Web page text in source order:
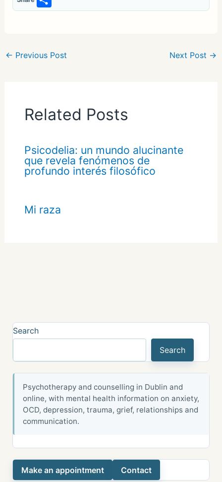
h
e
← Previous Post Next Post →
Related Posts
Psicodelia: un mundo alucinante
que revela fenómenos de
profundo interés filosófico
Mi raza
Search
Search
Psychotherapy and counselling in Dublin and
online, with mental health information on anxiety,
OCD, depression, trauma, grief, relationships and
communication.
Make an appointment Contact